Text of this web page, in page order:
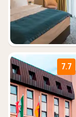
7.7